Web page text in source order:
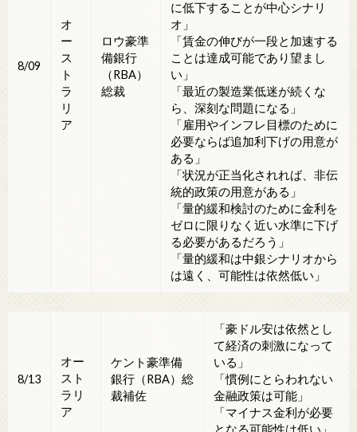
8/09
オ
ー
ス
ト
ラ
リ
ア
ロウ豪準
備銀行
（RBA）
総裁
に低下することが中心シナリ
オ」
「賃金の伸びが一段と加速する
ことは達成可能であり望まし
い」
「最近の製造業低迷が続くな
ら、深刻な問題になる」
「雇用やインフレ目標のために
必要ならば追加利下げの用意が
ある」
「状況が正当化されれば、非伝
統的政策の用意がある」
「量的緩和検討のために金利を
ゼロに限りなく近い水準に下げ
る必要があるだろう」
「量的緩和は中銀シナリオから
は遠く、可能性は依然低い」
8/13
オー
スト
ラリ
ア
ケント豪準備
銀行（RBA）総
裁補佐
「豪ドル安は依然とし
て経済の刺激になって
いる」
「慣例にとらわれない
金融政策は可能」
「マイナス金利が必要
となる可能性は低い」